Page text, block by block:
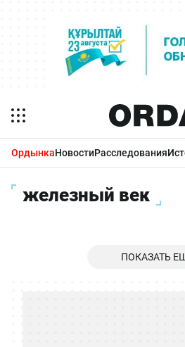
ОрдынкаНовостиРасследования
железный век
ПОКАЗАТЬ